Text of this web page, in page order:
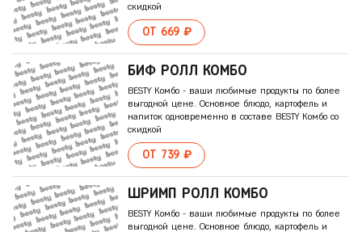
скидкой
ОТ 669 ₽
БИФ РОЛЛ КОМБО
BESTY Комбо - ваши любимые продукты по более
выгодной цене. Основное блюдо, картофель и
напиток одновременно в составе BESTY Комбо со
скидкой
ОТ 739 ₽
ШРИМП РОЛЛ КОМБО
BESTY Комбо - ваши любимые продукты по более
выгодной цене. Основное блюдо, картофель и